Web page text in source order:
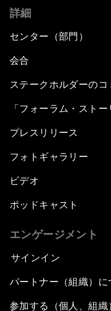
詳細
センター（部門）
会合
ステークホルダーのコ
「フォーラム・ストー
プレスリリース
フォトギャラリー
ビデオ
ポッドキャスト
エンゲージメント
サインイン
パートナー（組織）に
参加する（個人、組織